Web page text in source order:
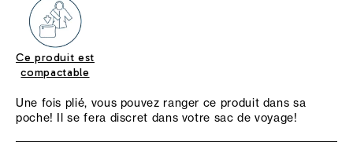
Ce produit est
compactable
Une fois plié, vous pouvez ranger ce produit dans sa
poche! Il se fera discret dans votre sac de voyage!